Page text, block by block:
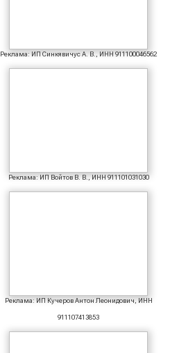
Реклама: ИП Синкявичус А. В., ИНН 911100046562
Реклама: ИП Войтов В. В., ИНН 911101031030
Реклама: ИП Кучеров Антон Леонидович, ИНН
911107413853